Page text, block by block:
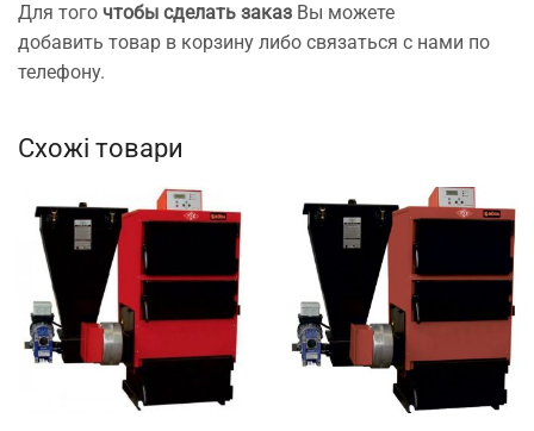
Для того чтобы сделать заказ Вы можете
добавить товар в корзину либо связаться с нами по
телефону.
Схожі товари